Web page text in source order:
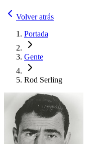
Volver atrás
Portada
Gente
Rod Serling